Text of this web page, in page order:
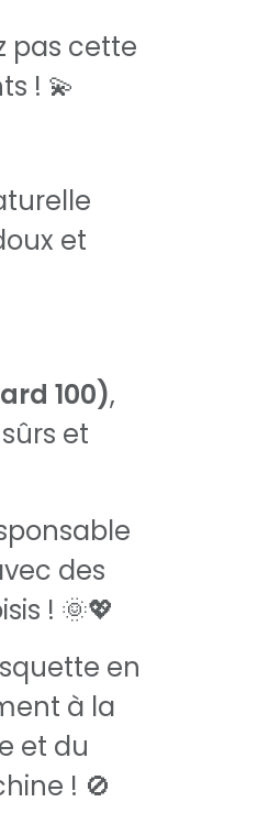
pas cette
! 💫
et
100),
et
des
! 🌞💖
en
à la
et du
! 🚫